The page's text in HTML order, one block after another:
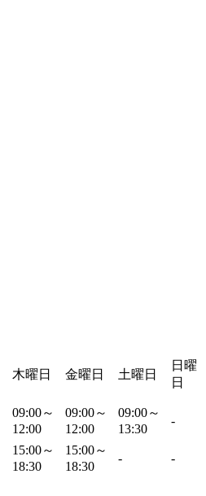
木曜日 金曜日 土曜日
日曜
日
09:00～
12:00
09:00～
12:00
09:00～
13:30
-
15:00～
18:30
15:00～
18:30
- -